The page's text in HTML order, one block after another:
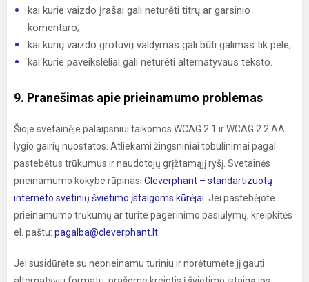
kai kurie vaizdo įrašai gali neturėti titrų ar garsinio
komentaro;
kai kurių vaizdo grotuvų valdymas gali būti galimas tik pele;
kai kurie paveikslėliai gali neturėti alternatyvaus teksto.
9. Pranešimas apie prieinamumo problemas
Šioje svetainėje palaipsniui taikomos WCAG 2.1 ir WCAG 2.2 AA
lygio gairių nuostatos. Atliekami žingsniniai tobulinimai pagal
pastebėtus trūkumus ir naudotojų grįžtamąjį ryšį. Svetainės
prieinamumo kokybe rūpinasi Cleverphant – standartizuotų
interneto svetinių švietimo įstaigoms kūrėjai . Jei pastebėjote
prieinamumo trūkumų ar turite pagerinimo pasiūlymų, kreipkitės
el. paštu: pagalba@cleverphant.lt
Jei susidūrėte su neprieinamu turiniu ir norėtumėte jį gauti